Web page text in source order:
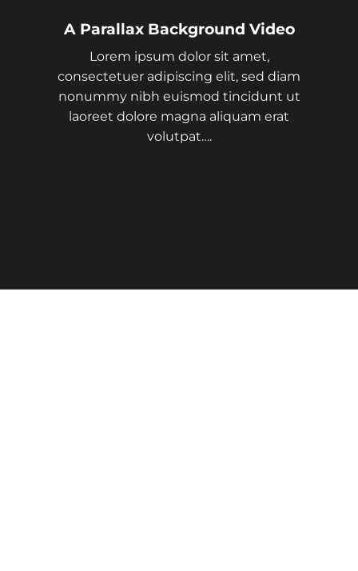
A Parallax Background Video
Lorem ipsum dolor sit amet,
consectetuer adipiscing elit, sed diam
nonummy nibh euismod tincidunt ut
laoreet dolore magna aliquam erat
volutpat….